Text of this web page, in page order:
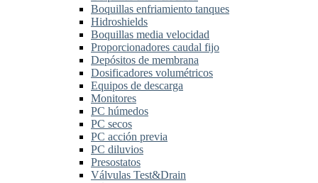
Boquillas enfriamiento tanques
Hidroshields
Boquillas media velocidad
Proporcionadores caudal fijo
Depósitos de membrana
Dosificadores volumétricos
Equipos de descarga
Monitores
PC húmedos
PC secos
PC acción previa
PC diluvios
Presostatos
Válvulas Test&Drain